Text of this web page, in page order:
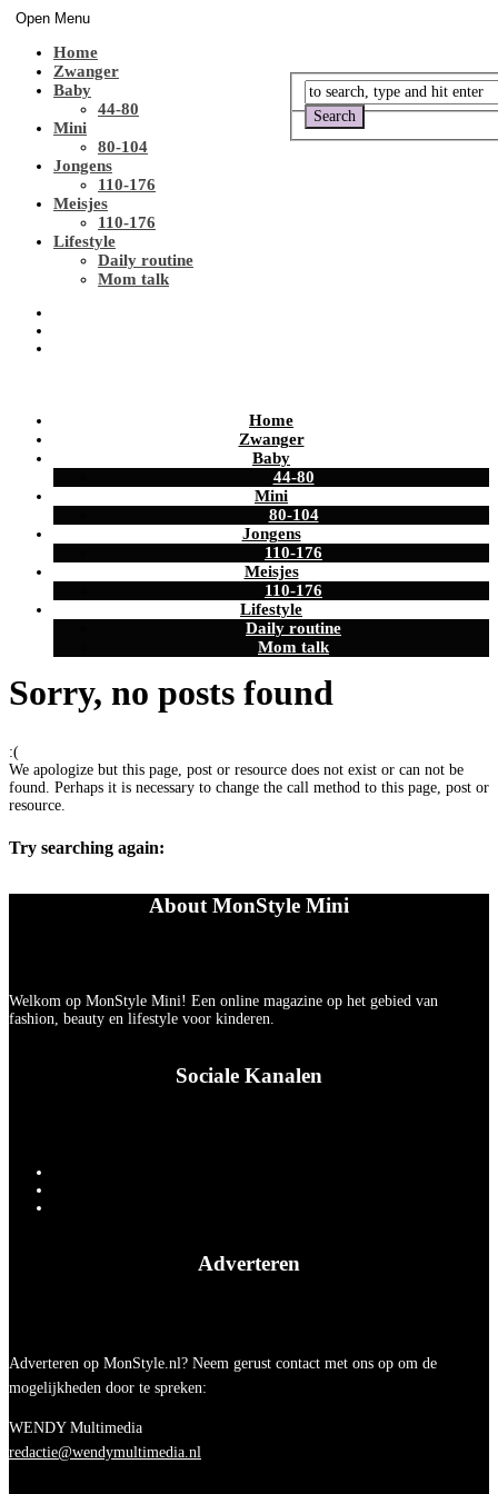
Open Menu
Home
Zwanger
Baby
44-80
Mini
80-104
Jongens
110-176
Meisjes
110-176
Lifestyle
Daily routine
Mom talk
Home
Zwanger
Baby
44-80
Mini
80-104
Jongens
110-176
Meisjes
110-176
Lifestyle
Daily routine
Mom talk
Sorry, no posts found
:(
We apologize but this page, post or resource does not exist or can not be
found. Perhaps it is necessary to change the call method to this page, post or
resource.
Try searching again:
About MonStyle Mini
Welkom op MonStyle Mini! Een online magazine op het gebied van
fashion, beauty en lifestyle voor kinderen.
Sociale Kanalen
Adverteren
Adverteren op MonStyle.nl? Neem gerust contact met ons op om de
mogelijkheden door te spreken:
WENDY Multimedia
redactie@wendymultimedia.nl